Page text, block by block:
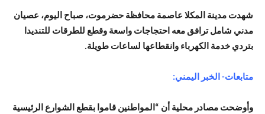
شهدت مدينة المكلا عاصمة محافظة حضرموت، صباح اليوم، عصيان
مدني شامل ترافق معه احتجاجات واسعة وقطع للطرقات للتنديدا
بتردي خدمة الكهرباء وانقطاعها لساعات طويلة.
متابعات- الخبر اليمني:
وأوضحت مصادر محلية أن “المواطنين قاموا بقطع الشوارع الرئيسية